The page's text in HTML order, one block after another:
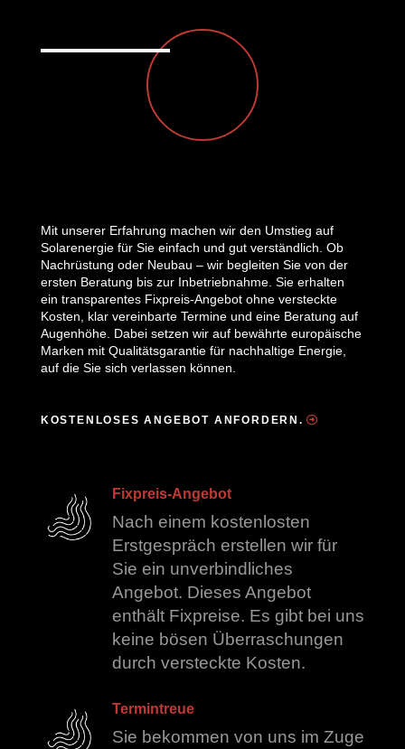
Mit unserer Erfahrung machen wir den Umstieg auf
Solarenergie für Sie einfach und gut verständlich. Ob
Nachrüstung oder Neubau – wir begleiten Sie von der
ersten Beratung bis zur Inbetriebnahme. Sie erhalten
ein transparentes Fixpreis-Angebot ohne versteckte
Kosten, klar vereinbarte Termine und eine Beratung auf
Augenhöhe. Dabei setzen wir auf bewährte europäische
Marken mit Qualitätsgarantie für nachhaltige Energie,
auf die Sie sich verlassen können.
KOSTENLOSES ANGEBOT ANFORDERN.
Fixpreis-Angebot
Nach einem kostenlosten
Erstgespräch erstellen wir für
Sie ein unverbindliches
Angebot. Dieses Angebot
enthält Fixpreise. Es gibt bei uns
keine bösen Überraschungen
durch versteckte Kosten.
Termintreue
Sie bekommen von uns im Zuge